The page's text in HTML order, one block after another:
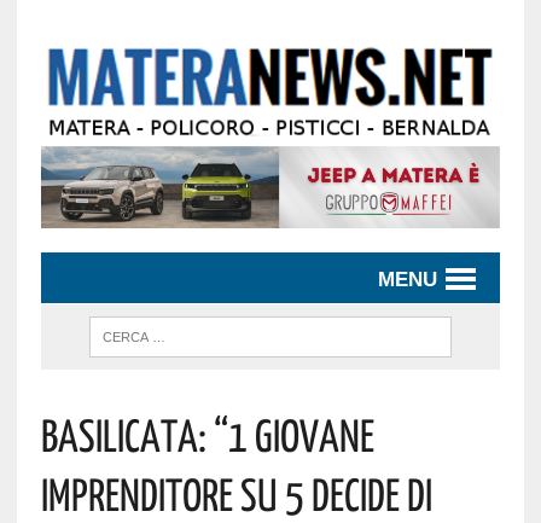
MENU
Basilicata: “1 Giovane
Imprenditore Su 5 Decide Di